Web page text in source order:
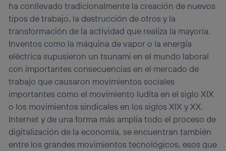
ha conllevado tradicionalmente la creación de nuevos
tipos de trabajo, la destrucción de otros y la
transformación de la actividad que realiza la mayoría.
Inventos como la máquina de vapor o la energía
eléctrica supusieron un tsunami en el mundo laboral
con importantes consecuencias en el mercado de
trabajo que causaron movimientos sociales
importantes como el movimiento ludita en el siglo XIX
o los movimientos sindicales en los siglos XIX y XX.
Internet y de una forma más amplia todo el proceso de
digitalización de la economía, se encuentran también
entre los grandes movimientos tecnológicos, esos que